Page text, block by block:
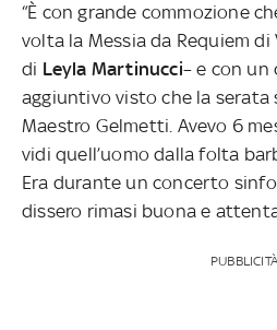
“È con grande commozione
volta la Messia da Requiem di
di Leyla Martinucci– e con un
aggiuntivo visto che la serata
Maestro Gelmetti. Avevo 6
vidi quell’uomo dalla folta
Era durante un concerto
dissero rimasi buona e
PUBBLICITÀ